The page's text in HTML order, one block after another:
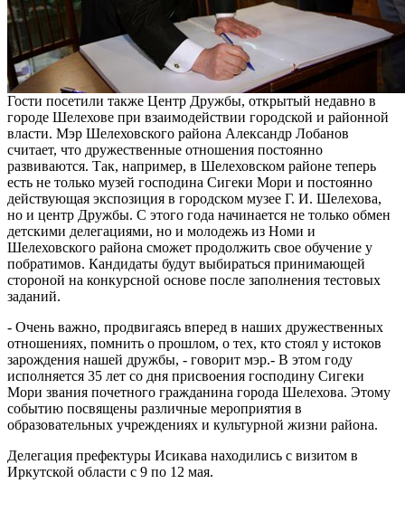
Гости посетили также Центр Дружбы, открытый недавно в
городе Шелехове при взаимодействии городской и районной
власти. Мэр Шелеховского района Александр Лобанов
считает, что дружественные отношения постоянно
развиваются. Так, например, в Шелеховском районе теперь
есть не только музей господина Сигеки Мори и постоянно
действующая экспозиция в городском музее Г. И. Шелехова,
но и центр Дружбы. С этого года начинается не только обмен
детскими делегациями, но и молодежь из Номи и
Шелеховского района сможет продолжить свое обучение у
побратимов. Кандидаты будут выбираться принимающей
стороной на конкурсной основе после заполнения тестовых
заданий.
- Очень важно, продвигаясь вперед в наших дружественных
отношениях, помнить о прошлом, о тех, кто стоял у истоков
зарождения нашей дружбы, - говорит мэр.- В этом году
исполняется 35 лет со дня присвоения господину Сигеки
Мори звания почетного гражданина города Шелехова. Этому
событию посвящены различные мероприятия в
образовательных учреждениях и культурной жизни района.
Делегация префектуры Исикава находились с визитом в
Иркутской области с 9 по 12 мая.